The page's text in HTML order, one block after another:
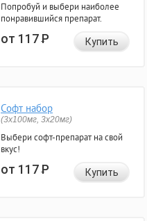
Попробуй и выбери наиболее
понравившийся препарат.
от 117Р Купить
Софт набор
(3x100мг, 3x20мг)
Выбери софт-препарат на свой
вкус!
от 117Р Купить